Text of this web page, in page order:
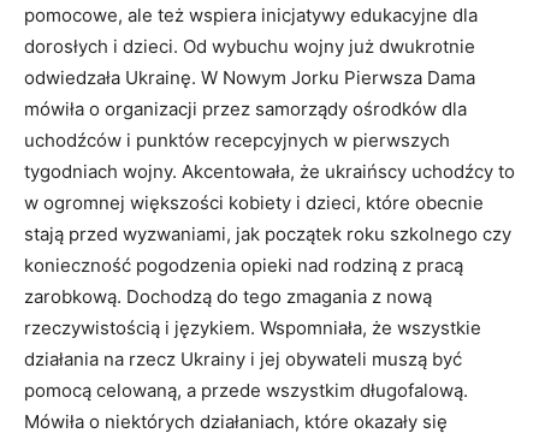
pomocowe, ale też wspiera inicjatywy edukacyjne dla
dorosłych i dzieci. Od wybuchu wojny już dwukrotnie
odwiedzała Ukrainę. W Nowym Jorku Pierwsza Dama
mówiła o organizacji przez samorządy ośrodków dla
uchodźców i punktów recepcyjnych w pierwszych
tygodniach wojny. Akcentowała, że ukraińscy uchodźcy to
w ogromnej większości kobiety i dzieci, które obecnie
stają przed wyzwaniami, jak początek roku szkolnego czy
konieczność pogodzenia opieki nad rodziną z pracą
zarobkową. Dochodzą do tego zmagania z nową
rzeczywistością i językiem. Wspomniała, że wszystkie
działania na rzecz Ukrainy i jej obywateli muszą być
pomocą celowaną, a przede wszystkim długofalową.
Mówiła o niektórych działaniach, które okazały się